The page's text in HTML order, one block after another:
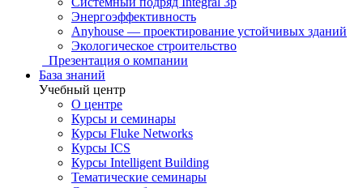
Энергоэффективность
Anyhouse — проектирование устойчивых зданий
Экологическое строительство
Презентация о компании
База знаний
Учебный центр
О центре
Курсы и семинары
Курсы Fluke Networks
Курсы ICS
Курсы Intelligent Building
Тематические семинары